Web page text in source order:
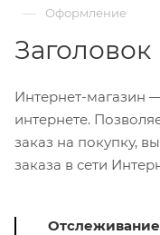
— Оформление
Заголовок
Интернет-магазин
интернете.
заказ на покупку,
заказа в сети